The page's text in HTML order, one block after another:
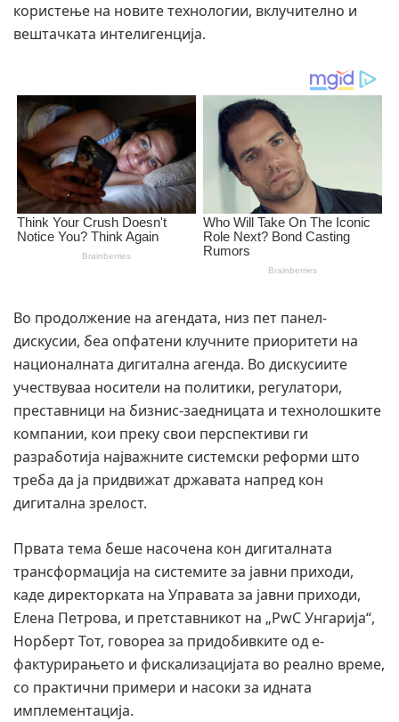
користење на новите технологии, вклучително и
вештачката интелигенција.
Во продолжение на агендата, низ пет панел-
дискусии, беа опфатени клучните приоритети на
националната дигитална агенда. Во дискусиите
учествуваа носители на политики, регулатори,
преставници на бизнис-заедницата и технолошките
компании, кои преку свои перспективи ги
разработија најважните системски реформи што
треба да ја придвижат државата напред кон
дигитална зрелост.
Првата тема беше насочена кон дигиталната
трансформација на системите за јавни приходи,
каде директорката на Управата за јавни приходи,
Елена Петрова, и претставникот на „PwC Унгарија“,
Норберт Тот, говореа за придобивките од е-
фактурирањето и фискализацијата во реално време,
со практични примери и насоки за идната
имплементација.